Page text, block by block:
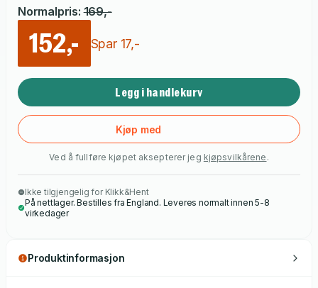
through a face.
Normalpris: 169,-
152,- Spar 17,-
Legg i handlekurv
Kjøp med
Ved å fullføre kjøpet aksepterer jeg kjøpsvilkårene .
Ikke tilgjengelig for Klikk&Hent
På nettlager. Bestilles fra England. Leveres normalt innen 5-8
virkedager
Produktinformasjon